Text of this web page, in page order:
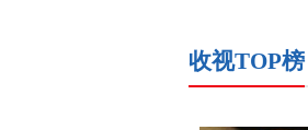
收视TOP榜